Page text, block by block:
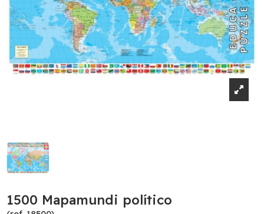
1500 Mapamundi político